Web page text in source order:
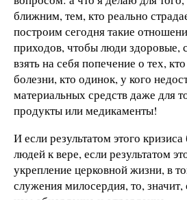
ближним, тем, кто реально
построим сегодня такие
приходов, чтобы люди здоровые,
взять на себя попечение о тех,
болезни, кто одинок, у кого
материальных средств даже для
продукты или медикаменты!
И если результатом этого
людей к вере, если результатом
укрепление церковной жизни, в
служения милосердия, то,